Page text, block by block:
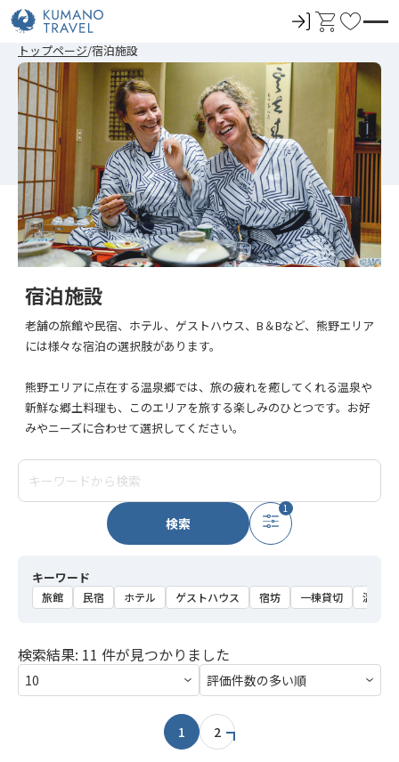
ロ
イ
ン
カ
ト
お
に
入
り
トップページ 宿泊施設
宿泊施設
老舗の旅館や民宿、ホテル、ゲストハウス、B＆Bなど、熊野エリア
には様々な宿泊の選択肢があります。
熊野エリアに点在する温泉郷では、旅の疲れを癒してくれる温泉や
新鮮な郷土料理も、このエリアを旅する楽しみのひとつです。お好
みやニーズに合わせて選択してください。
検索
1
キーワード
旅館 民宿 ホテル ゲストハウス 宿坊 一棟貸切 温泉
検索結果: 11 件が見つかりました
1 2